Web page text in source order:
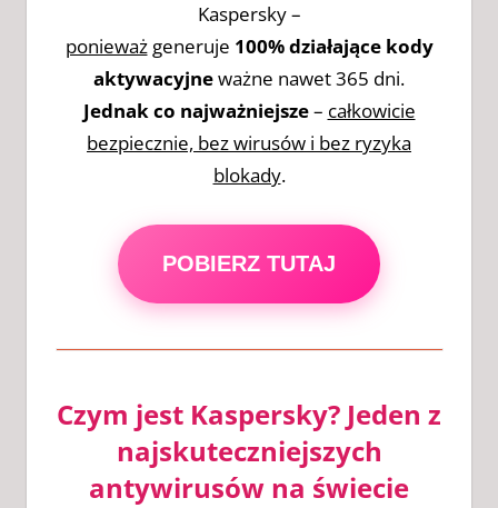
Kaspersky –
ponieważgeneruje 100% działające kody
aktywacyjneważne nawet 365 dni.
Jednak co najważniejsze– całkowicie
bezpiecznie, bez wirusów i bez ryzyka
blokady.
POBIERZ TUTAJ
Czym jest Kaspersky? Jeden z
najskuteczniejszych
antywirusów na świecie